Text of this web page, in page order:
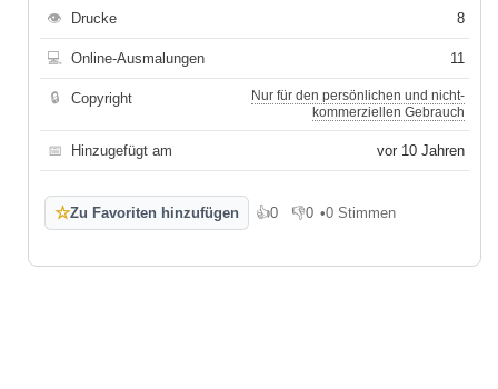
👁 Drucke 8
💻 Online-Ausmalungen 11
🔒 Copyright
Nur für den persönlichen und nicht-
kommerziellen Gebrauch
📅 Hinzugefügt am vor 10 Jahren
☆Zu Favoriten hinzufügen 👍0
Gefällt mir
👎0
Gefällt mir nicht
•0 Stimmen